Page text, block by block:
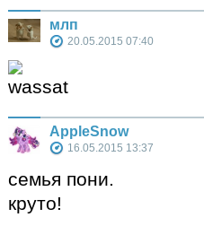
млп
20.05.2015 07:40
AppleSnow
16.05.2015 13:37
семья пони.
круто!